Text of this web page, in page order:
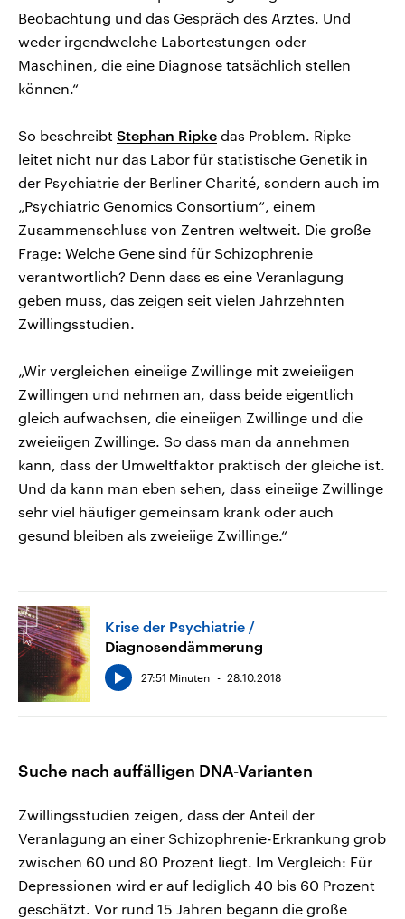
Beobachtung und das Gespräch des Arztes. Und
weder irgendwelche Labortestungen oder
Maschinen, die eine Diagnose tatsächlich stellen
können.“
So beschreibt Stephan Ripke das Problem. Ripke
leitet nicht nur das Labor für statistische Genetik in
der Psychiatrie der Berliner Charité, sondern auch im
„Psychiatric Genomics Consortium“, einem
Zusammenschluss von Zentren weltweit. Die große
Frage: Welche Gene sind für Schizophrenie
verantwortlich? Denn dass es eine Veranlagung
geben muss, das zeigen seit vielen Jahrzehnten
Zwillingsstudien.
„Wir vergleichen eineiige Zwillinge mit zweieiigen
Zwillingen und nehmen an, dass beide eigentlich
gleich aufwachsen, die eineiigen Zwillinge und die
zweieiigen Zwillinge. So dass man da annehmen
kann, dass der Umweltfaktor praktisch der gleiche ist.
Und da kann man eben sehen, dass eineiige Zwillinge
sehr viel häufiger gemeinsam krank oder auch
gesund bleiben als zweieiige Zwillinge.“
Krise der Psychiatrie
Diagnosendämmerung
27:51 Minuten 28.10.2018
Suche nach auffälligen DNA-Varianten
Zwillingsstudien zeigen, dass der Anteil der
Veranlagung an einer Schizophrenie-Erkrankung grob
zwischen 60 und 80 Prozent liegt. Im Vergleich: Für
Depressionen wird er auf lediglich 40 bis 60 Prozent
geschätzt. Vor rund 15 Jahren begann die große